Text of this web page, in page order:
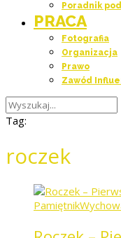
Poradnik
PRACA
Fotografia
Organizacja
Prawo
Zawód
Tag:
roczek
Pamiętnik